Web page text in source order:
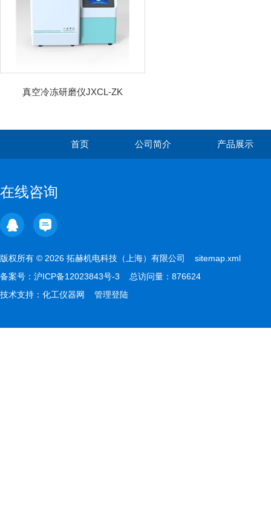
真空冷冻研磨仪JXCL-ZK
首页 公司简介 产品展示
在线咨询
版权所有 © 2026 拓赫机电科技（上海）有限公司 sitemap.xml
备案号： 沪ICP备12023843号-3 总访问量：876624
技术支持： 化工仪器网 管理登陆